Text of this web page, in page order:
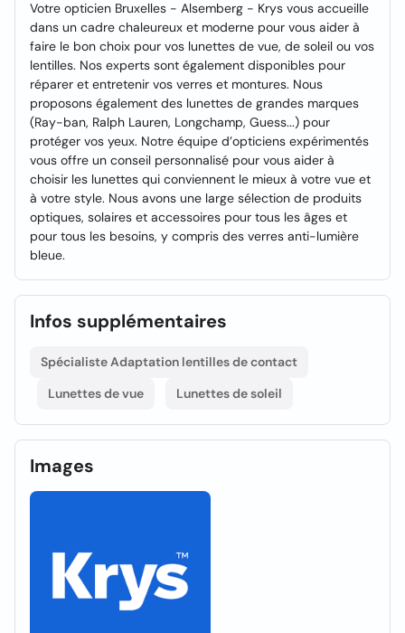
Votre opticien Bruxelles - Alsemberg - Krys vous accueille
dans un cadre chaleureux et moderne pour vous aider à
faire le bon choix pour vos lunettes de vue, de soleil ou vos
lentilles. Nos experts sont également disponibles pour
réparer et entretenir vos verres et montures. Nous
proposons également des lunettes de grandes marques
(Ray-ban, Ralph Lauren, Longchamp, Guess...) pour
protéger vos yeux. Notre équipe d’opticiens expérimentés
vous offre un conseil personnalisé pour vous aider à
choisir les lunettes qui conviennent le mieux à votre vue et
à votre style. Nous avons une large sélection de produits
optiques, solaires et accessoires pour tous les âges et
pour tous les besoins, y compris des verres anti-lumière
bleue.
Infos supplémentaires
Spécialiste Adaptation lentilles de contact
Lunettes de vue
Lunettes de soleil
Images